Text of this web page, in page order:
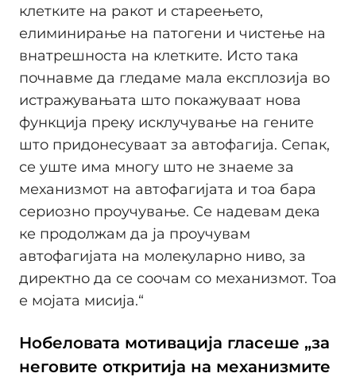
клетките на ракот и стареењето,
елиминирање на патогени и чистење на
внатрешноста на клетките. Исто така
почнавме да гледаме мала експлозија во
истражувањата што покажуваат нова
функција преку исклучување на гените
што придонесуваат за автофагија. Сепак,
се уште има многу што не знаеме за
механизмот на автофагијата и тоа бара
сериозно проучување. Се надевам дека
ке продолжам да ја проучувам
автофагијата на молекуларно ниво, за
директно да се соочам со механизмот. Тоа
е мојата мисија.“
Нобеловата мотивација гласеше „за
неговите откритија на механизмите